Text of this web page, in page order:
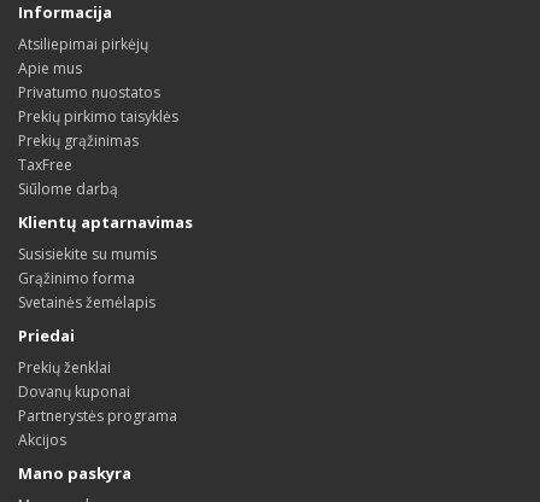
Informacija
Atsiliepimai pirkėjų
Apie mus
Privatumo nuostatos
Prekių pirkimo taisyklės
Prekių grąžinimas
TaxFree
Siūlome darbą
Klientų aptarnavimas
Susisiekite su mumis
Grąžinimo forma
Svetainės žemėlapis
Priedai
Prekių ženklai
Dovanų kuponai
Partnerystės programa
Akcijos
Mano paskyra